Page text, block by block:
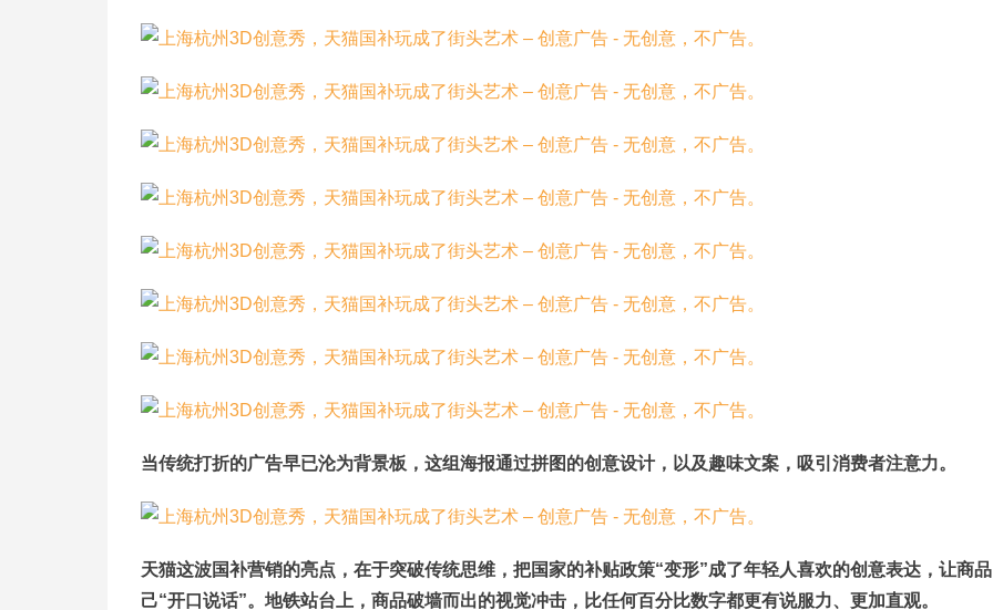
当传统打折的广告早已沦为背景板，这组海报通过拼图的创意设计，以及趣味文案，吸引消费者注意力。
天猫这波国补营销的亮点，在于突破传统思维，把国家的补贴政策“变形”成了年轻人喜欢的创意表达，让商
己“开口说话”。地铁站台上，商品破墙而出的视觉冲击，比任何百分比数字都更有说服力、更加直观。